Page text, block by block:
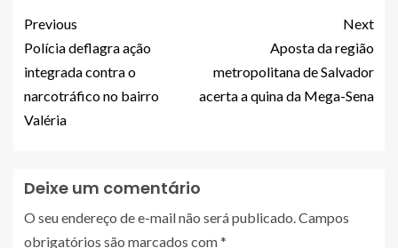
Previous
Polícia deflagra ação
integrada contra o
narcotráfico no bairro
Valéria
Next
Aposta da região
metropolitana de Salvador
acerta a quina da Mega-Sena
Deixe um comentário
O seu endereço de e-mail não será publicado.Campos
obrigatórios são marcados com*